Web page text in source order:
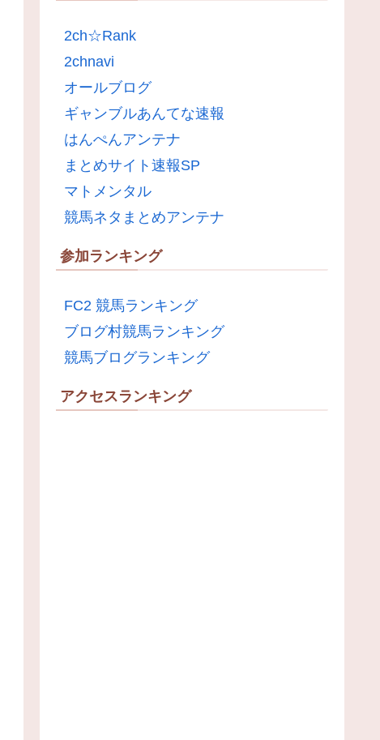
2ch☆Rank
2chnavi
オールブログ
ギャンブルあんてな速報
はんぺんアンテナ
まとめサイト速報SP
マトメンタル
競馬ネタまとめアンテナ
参加ランキング
FC2 競馬ランキング
ブログ村競馬ランキング
競馬ブログランキング
アクセスランキング